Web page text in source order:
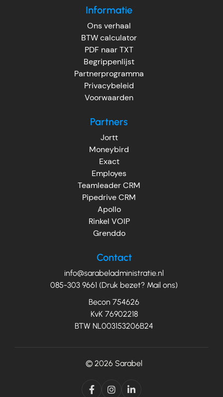
Informatie
Ons verhaal
BTW calculator
PDF naar TXT
Begrippenlijst
Partnerprogramma
Privacybeleid
Voorwaarden
Partners
Jortt
Moneybird
Exact
Employes
Teamleader CRM
Pipedrive CRM
Apollo
Rinkel VOIP
Grenddo
Contact
info@sarabeladministratie.nl
085-303 9661 (Druk bezet? Mail ons)
Becon 754626
KvK 76902218
BTW NL003153206B24
© 2026 Sarabel
  